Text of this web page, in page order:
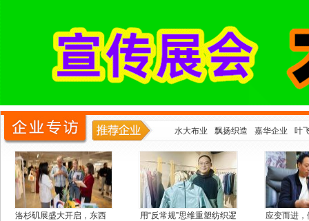
水大布业 飘扬织造 嘉华企业 叶
洛杉矶展盛大开启，东西
用“反常规”思维重塑纺织逻
应变而进